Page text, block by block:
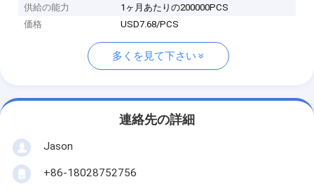
供給の能力
1ヶ月あたりの200000PCS
価格
USD7.68/PCS
多くを見て下さい
連絡先の詳細
Jason
+86-18028752756